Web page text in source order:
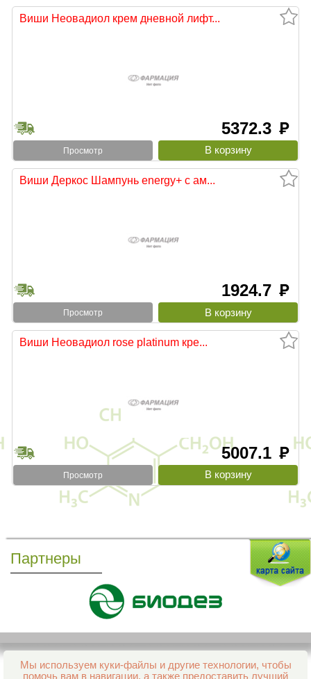
Виши Неовадиол крем дневной лифт...
5372.3 руб
Просмотр
Виши Деркос Шампунь energy+ с ам...
1924.7 руб
Просмотр
Виши Неовадиол rose platinum кре...
5007.1 руб
Просмотр
Партнеры
Мы используем куки-файлы и другие технологии, чтобы
помочь вам в навигации, а также предоставить лучший
Все права защищены и охраняются законом